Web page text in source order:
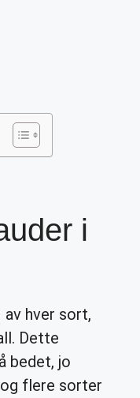
i
av hver sort,
Dette
bedet, jo
flere sorter